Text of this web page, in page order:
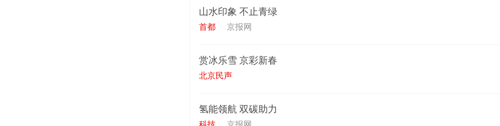
山水印象 不止青绿
首都 京报网
赏冰乐雪 京彩新春
北京民声
氢能领航 双碳助力